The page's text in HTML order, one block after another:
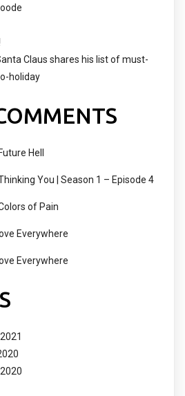
Claus shares his list of must-
holiday
Future Hell
You | Season 1 – Episode 4
of Pain
Everywhere
Everywhere